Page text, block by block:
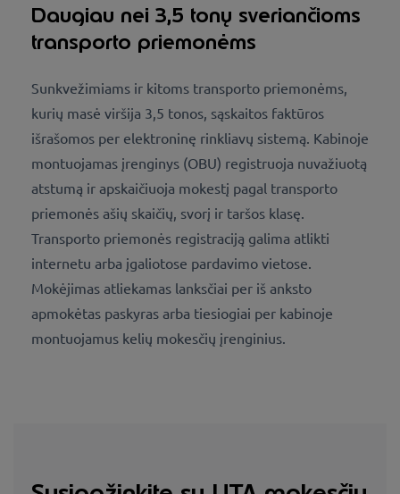
Daugiau nei 3,5 tonų sveriančioms
transporto priemonėms
Sunkvežimiams ir kitoms transporto priemonėms,
kurių masė viršija 3,5 tonos, sąskaitos faktūros
išrašomos per elektroninę rinkliavų sistemą. Kabinoje
montuojamas įrenginys (OBU) registruoja nuvažiuotą
atstumą ir apskaičiuoja mokestį pagal transporto
priemonės ašių skaičių, svorį ir taršos klasę.
Transporto priemonės registraciją galima atlikti
internetu arba įgaliotose pardavimo vietose.
Mokėjimas atliekamas lanksčiai per iš anksto
apmokėtas paskyras arba tiesiogiai per kabinoje
montuojamus kelių mokesčių įrenginius.